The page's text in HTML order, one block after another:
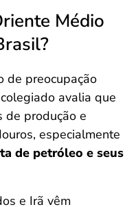
Médio
de preocupação
avalia que
de produção e
especialmente
de petróleo e seus
e Irã vêm